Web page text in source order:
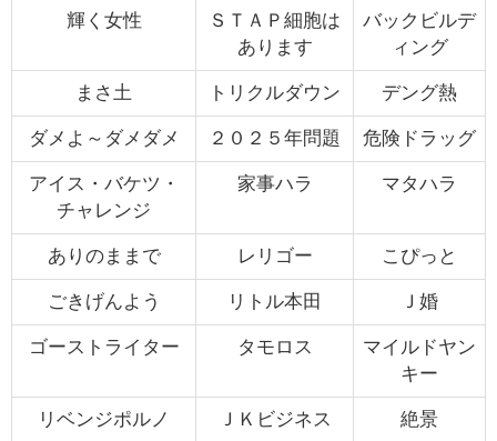
輝く女性
ＳＴＡＰ細胞は
あります
バックビルデ
ィング
まさ土 トリクルダウン デング熱
ダメよ～ダメダメ ２０２５年問題 危険ドラッグ
アイス・バケツ・
チャレンジ
家事ハラ マタハラ
ありのままで レリゴー こぴっと
ごきげんよう リトル本田 Ｊ婚
ゴーストライター タモロス
マイルドヤン
キー
リベンジポルノ ＪＫビジネス 絶景